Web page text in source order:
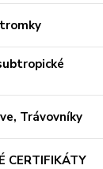
Trávovníky
CERTIFIKÁTY